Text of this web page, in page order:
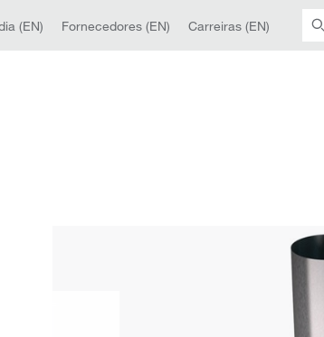
(EN) Fornecedores (EN) Carreiras (EN)